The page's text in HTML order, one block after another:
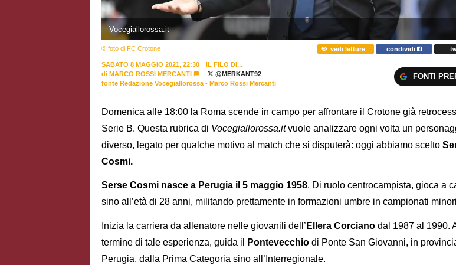
Vocegiallorossa.it
© foto di FC Crotone vedi letture condividi
SABATO 8 MAGGIO 2021, 22:30
IL FILO DI...
di MARCO ROSSI MERCANTI
@MERKANT92
fonte Redazione Vocegiallorossa - Marco Rossi Mercanti
FONTI
Domenica alle 18:00 la Roma scende in campo per affrontare il Crotone già
Serie B. Questa rubrica di Vocegiallorossa.itvuole analizzare ogni volta un
diverso, legato per qualche motivo al match che si disputerà: oggi abbiamo scelto
Cosmi.
Serse Cosmi nasce a Perugia il 5 maggio 1958. Di ruolo centrocampista, gioca a
sino all’età di 28 anni, militando prettamente in formazioni umbre in campionati
Inizia la carriera da allenatore nelle giovanili dell’ Ellera Corciano dal 1987 al 1990.
termine di tale esperienza, guida il
Pontevecchio di Ponte San Giovanni, in
Perugia, dalla Prima Categoria sino all’Interregionale.